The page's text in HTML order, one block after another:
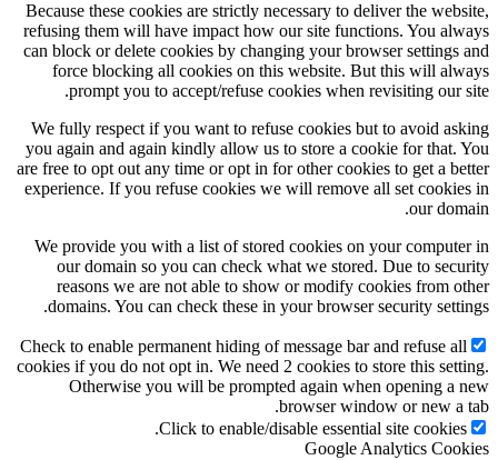
Because these cookies are strictly necessary to deliver the website,
refusing them will have impact how our site functions. You always
can block or delete cookies by changing your browser settings and
force blocking all cookies on this website. But this will always
prompt you to accept/refuse cookies when revisiting our site.
We fully respect if you want to refuse cookies but to avoid asking
you again and again kindly allow us to store a cookie for that. You
are free to opt out any time or opt in for other cookies to get a better
experience. If you refuse cookies we will remove all set cookies in
our domain.
We provide you with a list of stored cookies on your computer in
our domain so you can check what we stored. Due to security
reasons we are not able to show or modify cookies from other
domains. You can check these in your browser security settings.
Check to enable permanent hiding of message bar and refuse all
cookies if you do not opt in. We need 2 cookies to store this setting.
Otherwise you will be prompted again when opening a new
browser window or new a tab.
Click to enable/disable essential site cookies.
Google Analytics Cookies